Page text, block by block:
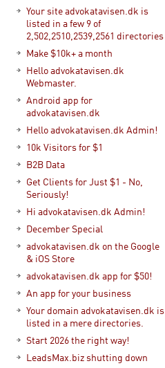
Your site advokatavisen.dk is
listed in a few 9 of
2,502,2510,2539,2561 directories
Make $10k+ a month
Hello advokatavisen.dk
Webmaster.
Android app for
advokatavisen.dk
Hello advokatavisen.dk Admin!
10k Visitors for $1
B2B Data
Get Clients for Just $1 - No,
Seriously!
Hi advokatavisen.dk Admin!
December Special
advokatavisen.dk on the Google
& iOS Store
advokatavisen.dk app for $50!
An app for your business
Your domain advokatavisen.dk is
listed in a mere directories.
Start 2026 the right way!
LeadsMax.biz shutting down